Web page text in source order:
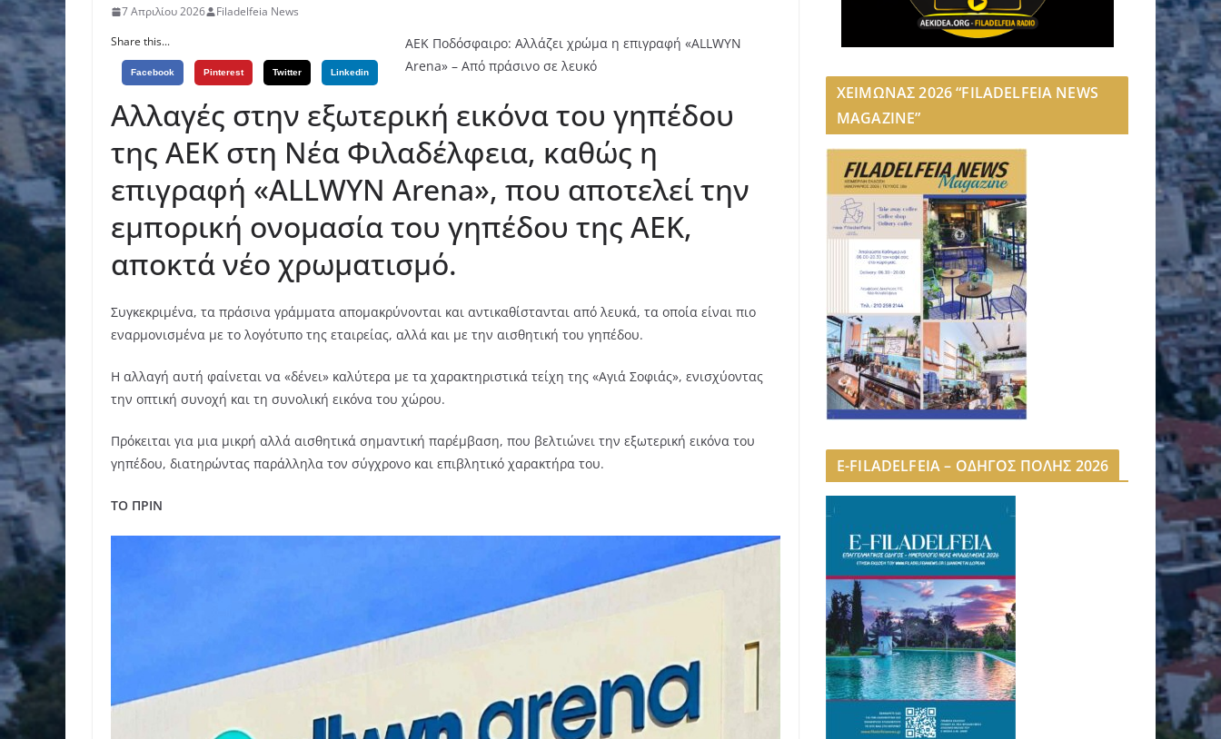
7 Απριλίου 2026
Filadelfeia News
Share this...
Facebook Pinterest Twitter Linkedin
ΑΕΚ Ποδόσφαιρο: Αλλάζει χρώμα η επιγραφή «ALLWYN
Arena» – Από πράσινο σε λευκό
Αλλαγές στην εξωτερική εικόνα του γηπέδου
της ΑΕΚ στη Νέα Φιλαδέλφεια, καθώς η
επιγραφή «ALLWYN Arena», που αποτελεί την
εμπορική ονομασία του γηπέδου της ΑΕΚ,
αποκτά νέο χρωματισμό.
Συγκεκριμένα, τα πράσινα γράμματα απομακρύνονται και αντικαθίστανται από λευκά, τα οποία είναι πιο
εναρμονισμένα με το λογότυπο της εταιρείας, αλλά και με την αισθητική του γηπέδου.
Η αλλαγή αυτή φαίνεται να «δένει» καλύτερα με τα χαρακτηριστικά τείχη της «Αγιά Σοφιάς», ενισχύοντας
την οπτική συνοχή και τη συνολική εικόνα του χώρου.
Πρόκειται για μια μικρή αλλά αισθητικά σημαντική παρέμβαση, που βελτιώνει την εξωτερική εικόνα του
γηπέδου, διατηρώντας παράλληλα τον σύγχρονο και επιβλητικό χαρακτήρα του.
TO ΠΡΙΝ
ΧΕΙΜΩΝΑΣ 2026 “FILADELFEIA NEWS
MAGAZINE”
E-FILADELFEIA – ΟΔΗΓΟΣ ΠΟΛΗΣ 2026